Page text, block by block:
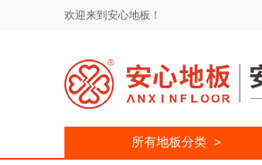
欢迎来到安心地板！
所有地板分类 >